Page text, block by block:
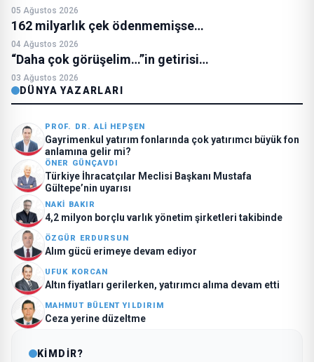
05 Ağustos 2026
162 milyarlık çek ödenmemişse…
04 Ağustos 2026
“Daha çok görüşelim…”in getirisi…
03 Ağustos 2026
DÜNYA YAZARLARI
PROF. DR. ALI HEPŞEN
Gayrimenkul yatırım fonlarında çok yatırımcı büyük fon
anlamına gelir mi?
ÖNER GÜNÇAVDI
Türkiye İhracatçılar Meclisi Başkanı Mustafa
Gültepe’nin uyarısı
NAKI BAKIR
4,2 milyon borçlu varlık yönetim şirketleri takibinde
ÖZGÜR ERDURSUN
Alım gücü erimeye devam ediyor
UFUK KORCAN
Altın fiyatları gerilerken, yatırımcı alıma devam etti
MAHMUT BÜLENT YILDIRIM
Ceza yerine düzeltme
KİMDİR?